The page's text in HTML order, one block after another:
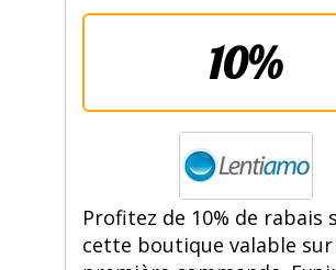
10%
Profitez de 10% de rabais
cette boutique valable